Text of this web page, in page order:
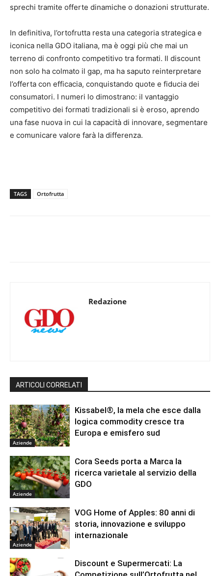
sprechi tramite offerte dinamiche o donazioni strutturate.
In definitiva, l’ortofrutta resta una categoria strategica e
iconica nella GDO italiana, ma è oggi più che mai un
terreno di confronto competitivo tra formati. Il discount
non solo ha colmato il gap, ma ha saputo reinterpretare
l’offerta con efficacia, conquistando quote e fiducia dei
consumatori. I numeri lo dimostrano: il vantaggio
competitivo dei formati tradizionali si è eroso, aprendo
una fase nuova in cui la capacità di innovare, segmentare
e comunicare valore farà la differenza.
TAGS Ortofrutta
Redazione
ARTICOLI CORRELATI
Aziende
Kissabel®, la mela che esce dalla
logica commodity cresce tra
Europa e emisfero sud
Aziende
Cora Seeds porta a Marca la
ricerca varietale al servizio della
GDO
Aziende
VOG Home of Apples: 80 anni di
storia, innovazione e sviluppo
internazionale
Discount e Supermercati: La